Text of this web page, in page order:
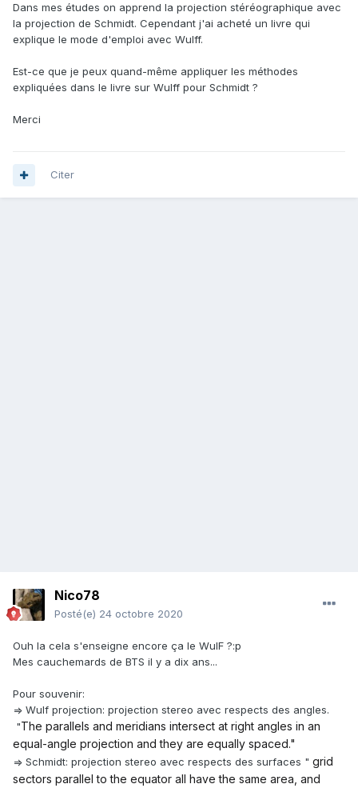
Dans mes études on apprend la projection stéréographique avec
la projection de Schmidt. Cependant j'ai acheté un livre qui
explique le mode d'emploi avec Wulff.
Est-ce que je peux quand-même appliquer les méthodes
expliquées dans le livre sur Wulff pour Schmidt ?
Merci
Citer
Nico78
Posté(e) 24 octobre 2020
Ouh la cela s'enseigne encore ça le WulF ?:p
Mes cauchemards de BTS il y a dix ans...
Pour souvenir:
=> Wulf projection: projection stereo avec respects des angles.
"The parallels and meridians intersect at right angles in an
equal-angle projection and they are equally spaced."
=> Schmidt: projection stereo avec respects des surfaces " grid
sectors parallel to the equator all have the same area, and